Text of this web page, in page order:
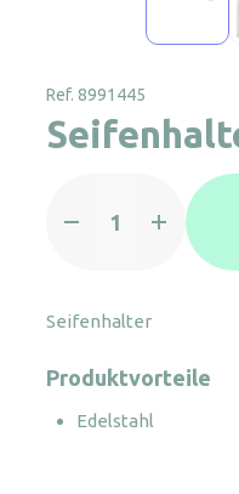
Ref. 8991445
Seifenhalter
Produktvorteile
Edelstahl